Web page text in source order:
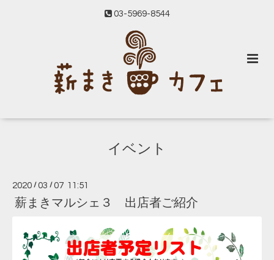
03-5969-8544
イベント
2020 /03 /07 11:51
薪まきマルシェ３ 出店者ご紹介